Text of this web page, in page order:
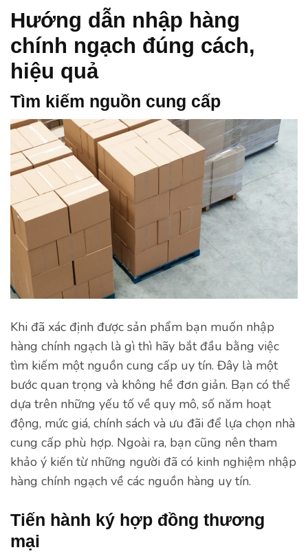
Hướng dẫn nhập hàng
chính ngạch đúng cách,
hiệu quả
Tìm kiếm nguồn cung cấp
Khi đã xác định được sản phẩm bạn muốn nhập
hàng chính ngạch là gì thì hãy bắt đầu bằng việc
tìm kiếm một nguồn cung cấp uy tín. Đây là một
bước quan trọng và không hề đơn giản. Bạn có thể
dựa trên những yếu tố về quy mô, số năm hoạt
động, mức giá, chính sách và ưu đãi để lựa chọn nhà
cung cấp phù hợp. Ngoài ra, bạn cũng nên tham
khảo ý kiến từ những người đã có kinh nghiệm nhập
hàng chính ngạch về các nguồn hàng uy tín.
Tiến hành ký hợp đồng thương
mại